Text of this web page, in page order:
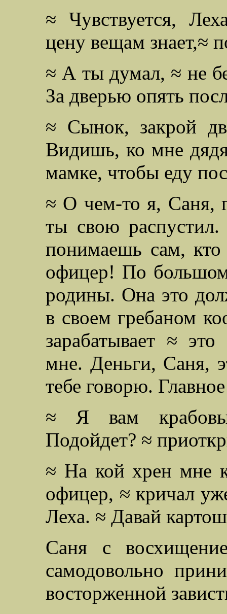
≈ Чувствуется,
цену вещам знает,≈
≈ А ты думал, ≈ не
За дверью опять
≈ Сынок, закрой
Видишь, ко мне
мамке, чтобы еду
≈ О чем-то я, Саня,
ты свою
понимаешь сам,
офицер! По
родины. Она это
в своем гребаном
зарабатывает ≈
мне. Деньги, Саня,
тебе говорю.
≈ Я вам
Подойдет? ≈
≈ На кой хрен мне
офицер, ≈ кричал
Леха. ≈ Давай
Саня с
самодовольно
восторженной